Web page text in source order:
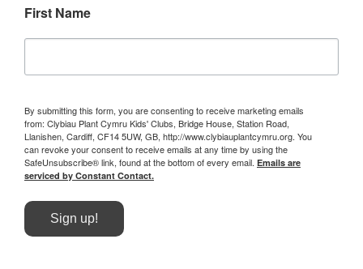
First Name
By submitting this form, you are consenting to receive marketing emails
from: Clybiau Plant Cymru Kids' Clubs, Bridge House, Station Road,
Llanishen, Cardiff, CF14 5UW, GB, http://www.clybiauplantcymru.org. You
can revoke your consent to receive emails at any time by using the
SafeUnsubscribe® link, found at the bottom of every email. Emails are
serviced by Constant Contact.
Sign up!